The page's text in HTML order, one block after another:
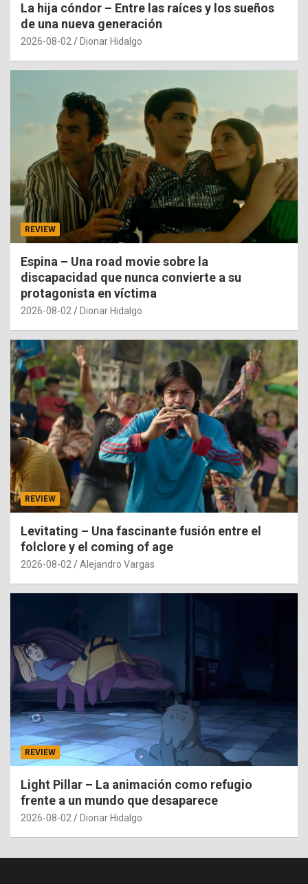
La hija cóndor – Entre las raíces y los sueños
de una nueva generación
2026-08-02 Dionar Hidalgo
REVIEW
Espina – Una road movie sobre la
discapacidad que nunca convierte a su
protagonista en víctima
2026-08-02 Dionar Hidalgo
REVIEW
Levitating – Una fascinante fusión entre el
folclore y el coming of age
2026-08-02 Alejandro Vargas
REVIEW
Light Pillar – La animación como refugio
frente a un mundo que desaparece
2026-08-02 Dionar Hidalgo